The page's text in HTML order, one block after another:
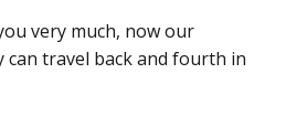
very much, now our
travel back and fourth in